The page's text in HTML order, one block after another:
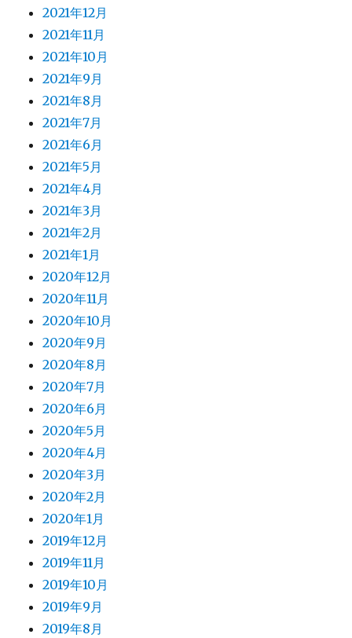
2021年12月
2021年11月
2021年10月
2021年9月
2021年8月
2021年7月
2021年6月
2021年5月
2021年4月
2021年3月
2021年2月
2021年1月
2020年12月
2020年11月
2020年10月
2020年9月
2020年8月
2020年7月
2020年6月
2020年5月
2020年4月
2020年3月
2020年2月
2020年1月
2019年12月
2019年11月
2019年10月
2019年9月
2019年8月